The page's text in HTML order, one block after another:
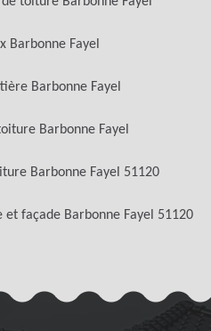
Barbonne Fayel
Barbonne Fayel
Barbonne Fayel
Barbonne Fayel 51120
façade Barbonne Fayel 51120